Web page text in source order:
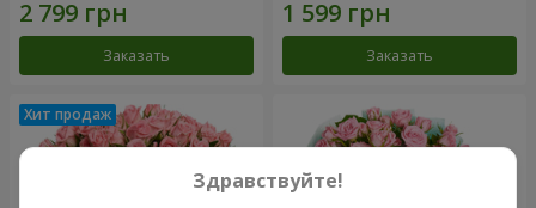
Заказать Заказать
Здравствуйте!